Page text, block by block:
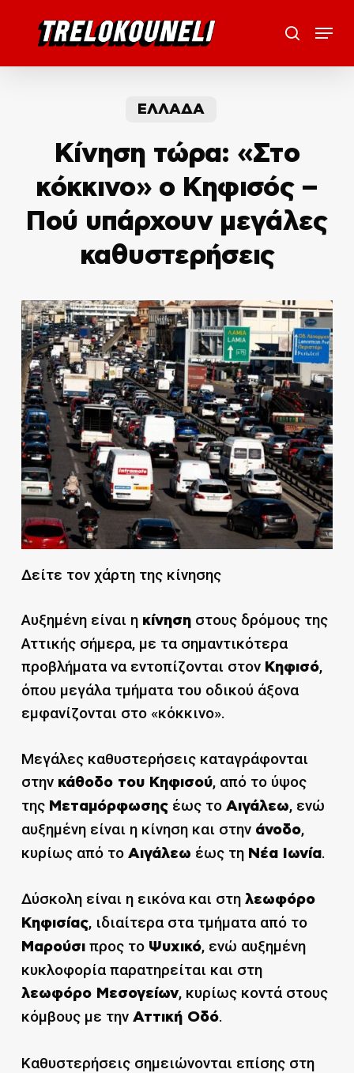
search
Menu
ΕΛΛΑΔΑ
Κίνηση τώρα: «Στο
κόκκινο» ο Κηφισός –
Πού υπάρχουν μεγάλες
καθυστερήσεις
Δείτε τον χάρτη της κίνησης
Αυξημένη είναι η κίνησηστους δρόμους της
Αττικής σήμερα, με τα σημαντικότερα
προβλήματα να εντοπίζονται στον Κηφισό,
όπου μεγάλα τμήματα του οδικού άξονα
εμφανίζονται στο «κόκκινο».
Μεγάλες καθυστερήσεις καταγράφονται
στην κάθοδο του Κηφισού, από το ύψος
της Μεταμόρφωσηςέως το Αιγάλεω, ενώ
αυξημένη είναι η κίνηση και στην άνοδο,
κυρίως από το Αιγάλεω έως τη Νέα Ιωνία.
Δύσκολη είναι η εικόνα και στη λεωφόρο
Κηφισίας, ιδιαίτερα στα τμήματα από το
Μαρούσιπρος το Ψυχικό, ενώ αυξημένη
κυκλοφορία παρατηρείται και στη
λεωφόρο Μεσογείων, κυρίως κοντά στους
κόμβους με την Αττική Οδό.
Καθυστερήσεις σημειώνονται επίσης στη